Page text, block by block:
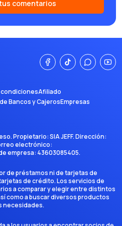
comentarios
Afiliado
Bancos y CajerosEmpresas
. Propietario:SIA JEFF. Dirección:
electrónico:
empresa: 43603085405.
de préstamos ni de tarjetas de
de crédito. Los servicios de
a comparar y elegir entre distintos
como a buscar diversos productos
necesidades.